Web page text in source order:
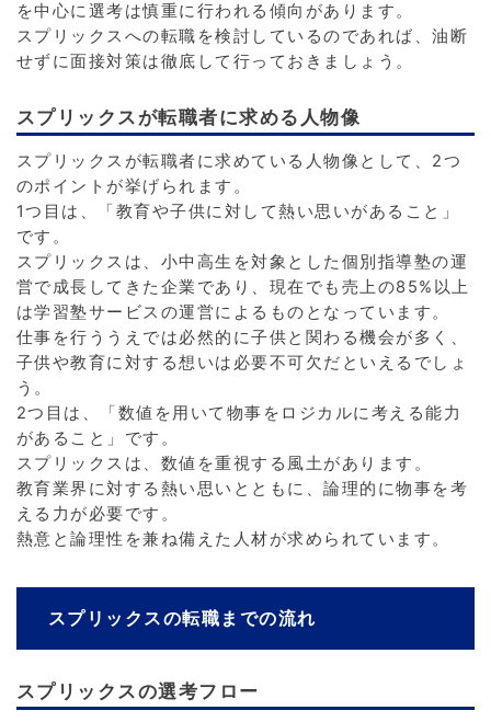
を中心に選考は慎重に行われる傾向があります。
スプリックスへの転職を検討しているのであれば、油断
せずに面接対策は徹底して行っておきましょう。
スプリックスが転職者に求める人物像
スプリックスが転職者に求めている人物像として、2つ
のポイントが挙げられます。
1つ目は、「教育や子供に対して熱い思いがあること」
です。
スプリックスは、小中高生を対象とした個別指導塾の運
営で成長してきた企業であり、現在でも売上の85%以上
は学習塾サービスの運営によるものとなっています。
仕事を行ううえでは必然的に子供と関わる機会が多く、
子供や教育に対する想いは必要不可欠だといえるでしょ
う。
2つ目は、「数値を用いて物事をロジカルに考える能力
があること」です。
スプリックスは、数値を重視する風土があります。
教育業界に対する熱い思いとともに、論理的に物事を考
える力が必要です。
熱意と論理性を兼ね備えた人材が求められています。
スプリックスの転職までの流れ
スプリックスの選考フロー